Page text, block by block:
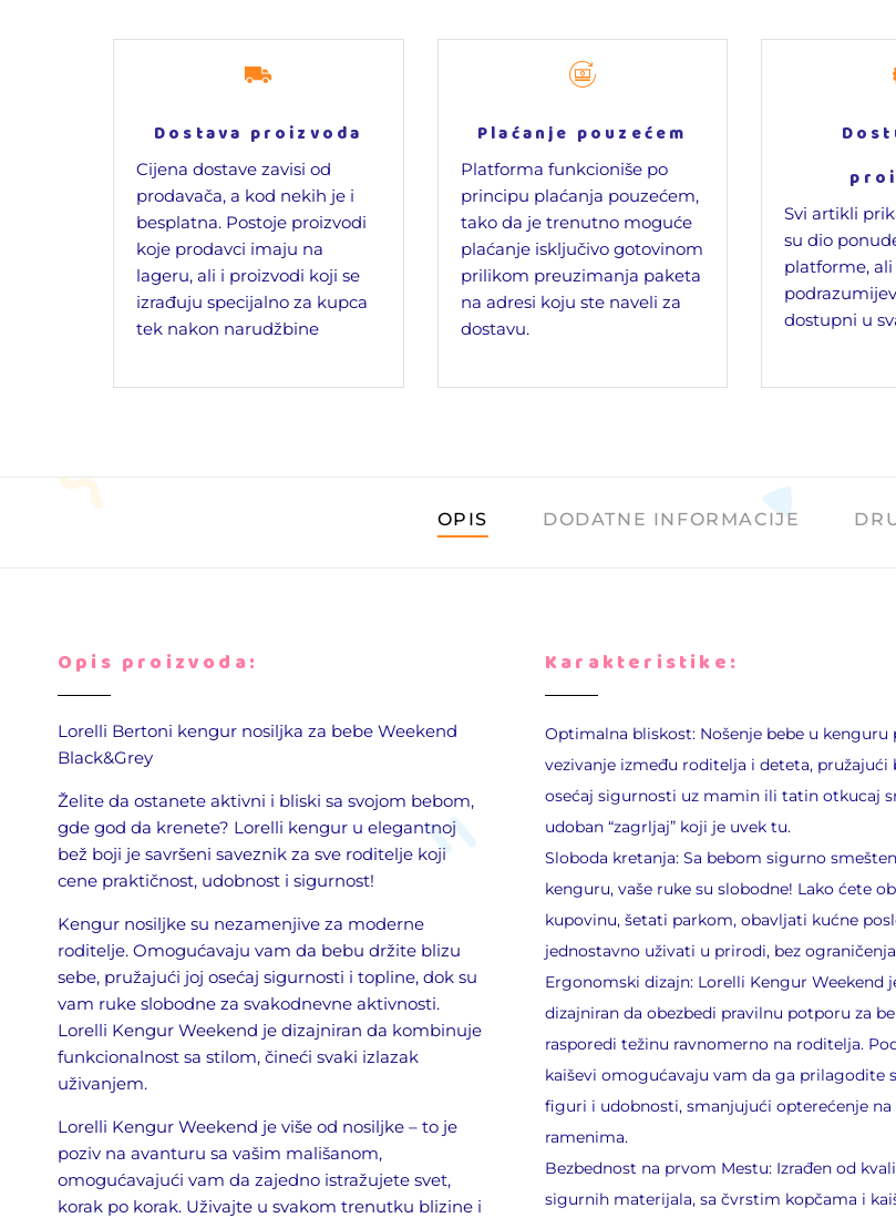
Dostava proizvoda
Cijena dostave zavisi od
prodavača, a kod nekih je i
besplatna. Postoje proizvodi
koje prodavci imaju na
lageru, ali i proizvodi koji se
izrađuju specijalno za kupca
tek nakon narudžbine
Plaćanje pouzećem
Platforma funkcioniše po
principu plaćanja pouzećem,
tako da je trenutno moguće
plaćanje isključivo gotovinom
prilikom preuzimanja paketa
na adresi koju ste naveli za
dostavu.
Svi artikli
su dio
platforme, ali
dostupni u
OPIS DODATNE INFORMACIJE
Opis proizvoda:
Lorelli Bertoni kengur nosiljka za bebe Weekend
Black&Grey
Želite da ostanete aktivni i bliski sa svojom bebom,
gde god da krenete? Lorelli kengur u elegantnoj
bež boji je savršeni saveznik za sve roditelje koji
cene praktičnost, udobnost i sigurnost!
Kengur nosiljke su nezamenjive za moderne
roditelje. Omogućavaju vam da bebu držite blizu
sebe, pružajući joj osećaj sigurnosti i topline, dok su
vam ruke slobodne za svakodnevne aktivnosti.
Lorelli Kengur Weekend je dizajniran da kombinuje
funkcionalnost sa stilom, čineći svaki izlazak
uživanjem.
Lorelli Kengur Weekend je više od nosiljke – to je
poziv na avanturu sa vašim mališanom,
omogućavajući vam da zajedno istražujete svet,
korak po korak. Uživajte u svakom trenutku blizine i
Karakteristike:
Optimalna bliskost: Nošenje bebe u kenguru
vezivanje između roditelja i deteta, pružajući
osećaj sigurnosti uz mamin ili tatin otkucaj
udoban “zagrljaj” koji je uvek tu.
Sloboda kretanja: Sa bebom sigurno
kenguru, vaše ruke su slobodne! Lako ćete
kupovinu, šetati parkom, obavljati kućne
jednostavno uživati u prirodi, bez
Ergonomski dizajn: Lorelli Kengur Weekend
dizajniran da obezbedi pravilnu potporu za
rasporedi težinu ravnomerno na roditelja.
kaiševi omogućavaju vam da ga prilagodite
figuri i udobnosti, smanjujući opterećenje na
ramenima.
Bezbednost na prvom Mestu: Izrađen od
sigurnih materijala, sa čvrstim kopčama i